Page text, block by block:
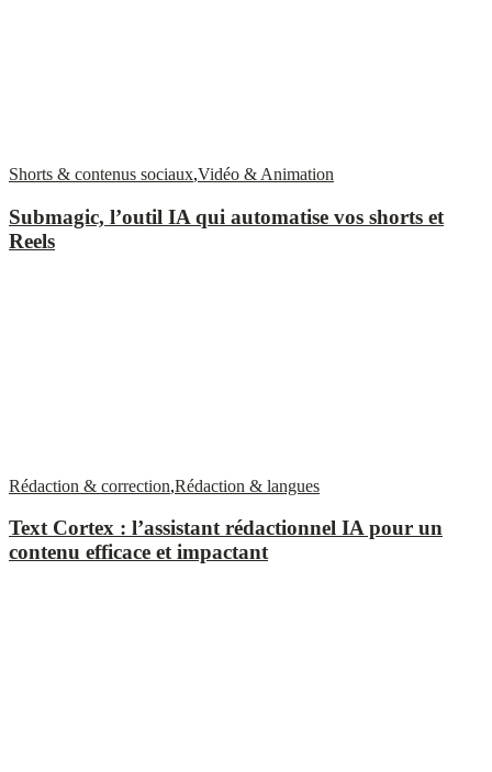
Shorts & contenus sociaux,Vidéo & Animation
Submagic, l’outil IA qui automatise vos shorts et
Reels
Rédaction & correction,Rédaction & langues
Text Cortex : l’assistant rédactionnel IA pour un
contenu efficace et impactant